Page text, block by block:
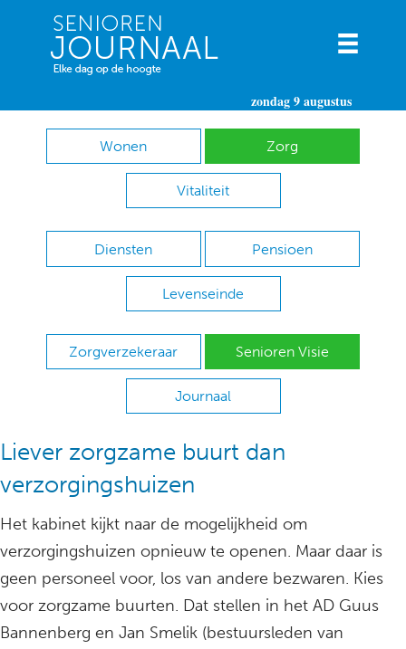
zondag 9 augustus
Wonen Zorg
Vitaliteit
Diensten Pensioen
Levenseinde
Zorgverzekeraar Senioren Visie
Journaal
Liever zorgzame buurt dan
verzorgingshuizen
Het kabinet kijkt naar de mogelijkheid om
verzorgingshuizen opnieuw te openen. Maar daar is
geen personeel voor, los van andere bezwaren. Kies
voor zorgzame buurten. Dat stellen in het AD Guus
Bannenberg en Jan Smelik (bestuursleden van